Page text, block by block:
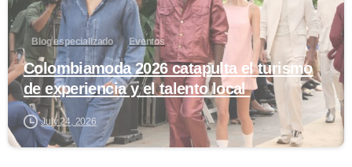
Blog especializado Eventos
Colombiamoda 2026 catapulta el turismo
de experiencia y el talento local
July 24, 2026